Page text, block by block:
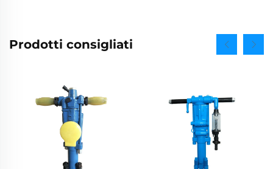
Prodotti consigliati